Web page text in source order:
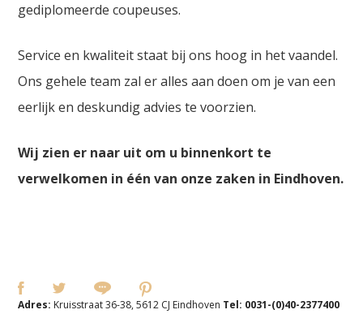
gediplomeerde coupeuses.
Service en kwaliteit staat bij ons hoog in het vaandel.
Ons gehele team zal er alles aan doen om je van een
eerlijk en deskundig advies te voorzien.
Wij zien er naar uit om u binnenkort te
verwelkomen in één van onze zaken in Eindhoven.
Adres: Kruisstraat 36-38, 5612 CJ Eindhoven Tel: 0031-(0)40-2377400